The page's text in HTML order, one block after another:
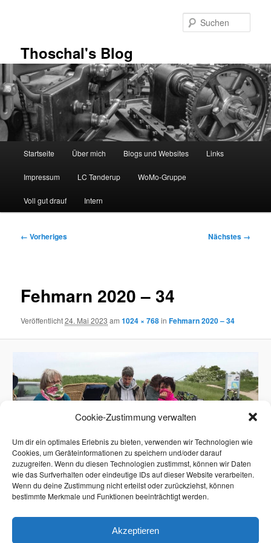
Cookie-Zustimmung verwalten
Um dir ein optimales Erlebnis zu bieten, verwenden wir Technologien wie
Cookies, um Geräteinformationen zu speichern und/oder darauf
zuzugreifen. Wenn du diesen Technologien zustimmst, können wir Daten
wie das Surfverhalten oder eindeutige IDs auf dieser Website verarbeiten.
Wenn du deine Zustimmung nicht erteilst oder zurückziehst, können
bestimmte Merkmale und Funktionen beeinträchtigt werden.
Akzeptieren
Thoschal's Blog
Startseite Über mich Blogs und Websites Links
Impressum LC Tønderup WoMo-Gruppe
Voll gut drauf Intern
Bilder-
← Vorheriges Nächstes →
Fehmarn 2020 – 34
Veröffentlicht24. Mai 2023 am1024 × 768inFehmarn 2020 – 34